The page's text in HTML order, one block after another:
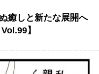
癒しと新たな展開へ
】